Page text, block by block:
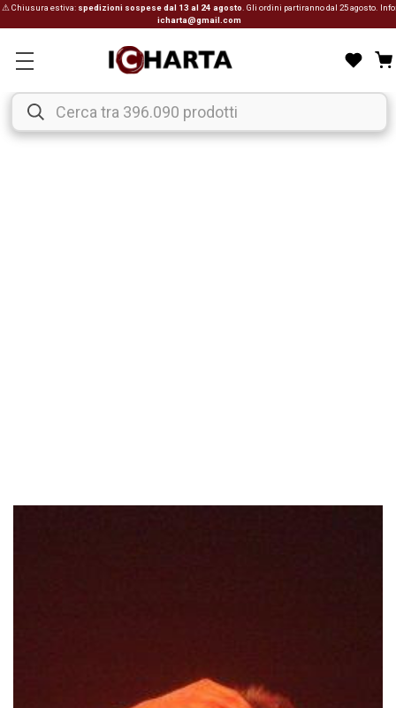
⚠ Chiusura estiva: spedizioni sospese dal 13 al 24 agosto . Gli ordini partiranno dal 25 agosto. Info:
icharta@gmail.com